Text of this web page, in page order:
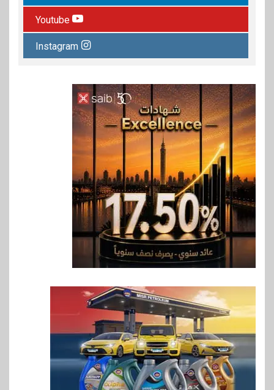
Youtube
Instagram
6
اقتصاد
رئيس مجلس القضاء الأعلى يوقّع
بروتوكول تعاون مع البريد لتقديم
خدمة الإعلان الإلكتروني المسجل
7 اخبار
RAKICT تعلن عن شراكة